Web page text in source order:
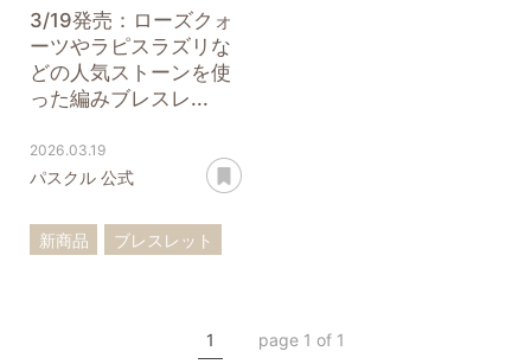
3/19発売：ローズクォ
ーツやラピスラズリな
どの人気ストーンを使
った編みブレスレ...
2026.03.19
パスクル 公式
新商品
ブレスレット
1 page 1 of 1